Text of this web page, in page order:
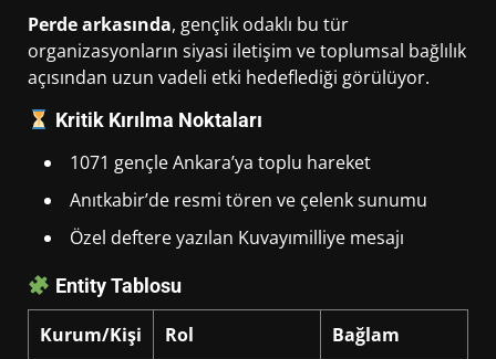
Perde arkasında, gençlik odaklı bu tür
organizasyonların siyasi iletişim ve toplumsal bağlılık
açısından uzun vadeli etki hedeflediği görülüyor.
Kritik Kırılma Noktaları
1071 gençle Ankara’ya toplu hareket
Anıtkabir’de resmi tören ve çelenk sunumu
Özel deftere yazılan Kuvayımilliye mesajı
Entity Tablosu
Kurum/Kişi Rol Bağlam